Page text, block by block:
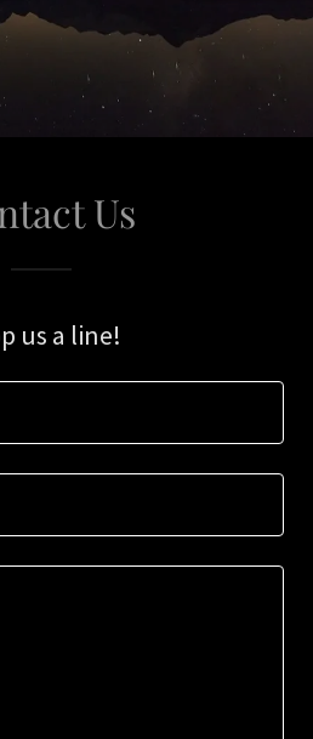
Us
us a line!